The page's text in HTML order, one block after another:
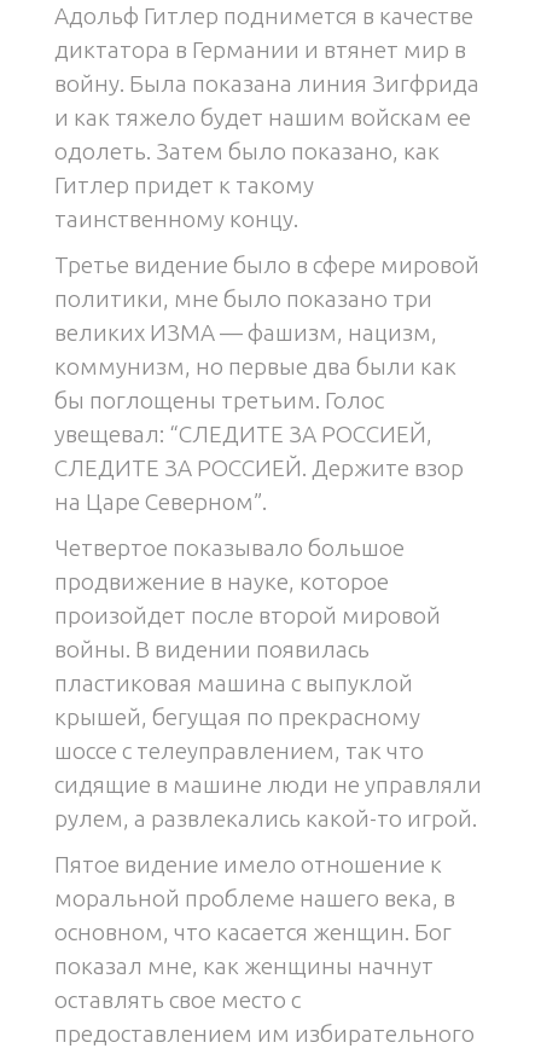
Адольф Гитлер поднимется в качестве
диктатора в Германии и втянет мир в
войну. Была показана линия Зигфрида
и как тяжело будет нашим войскам ее
одолеть. Затем было показано, как
Гитлер придет к такому
таинственному концу.
Третье видение было в сфере мировой
политики, мне было показано три
великих ИЗМА — фашизм, нацизм,
коммунизм, но первые два были как
бы поглощены третьим. Голос
увещевал: “СЛЕДИТЕ ЗА РОССИЕЙ,
СЛЕДИТЕ ЗА РОССИЕЙ. Держите взор
на Царе Северном”.
Четвертое показывало большое
продвижение в науке, которое
произойдет после второй мировой
войны. В видении появилась
пластиковая машина с выпуклой
крышей, бегущая по прекрасному
шоссе с телеуправлением, так что
сидящие в машине люди не управляли
рулем, а развлекались какой-то игрой.
Пятое видение имело отношение к
моральной проблеме нашего века, в
основном, что касается женщин. Бог
показал мне, как женщины начнут
оставлять свое место с
предоставлением им избирательного